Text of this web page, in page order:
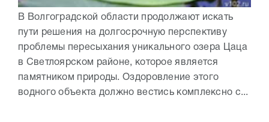
В Волгоградской области продолжают искать
пути решения на долгосрочную перспективу
проблемы пересыхания уникального озера Цаца
в Светлоярском районе, которое является
памятником природы. Оздоровление этого
водного объекта должно вестись комплексно с...